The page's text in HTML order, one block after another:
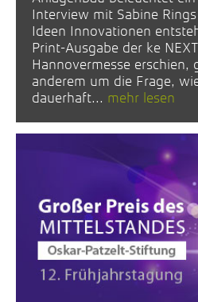
Interview mit Sabine
Ideen Innovationen
Print-Ausgabe der ke
Hannovermesse erschien,
anderem um die Frage,
dauerhaft... mehr lesen